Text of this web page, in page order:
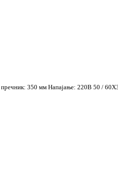
350 мм Напајање: 220В 50 /